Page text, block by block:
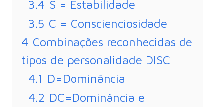
3.4 S = Estabilidade
3.5 C = Conscienciosidade
4 Combinações reconhecidas de
tipos de personalidade DISC
4.1 D=Dominância
4.2 DC=Dominância e